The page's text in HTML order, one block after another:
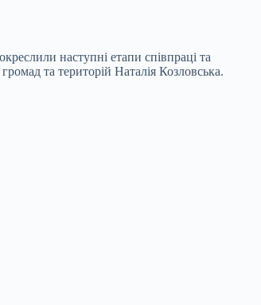
наступні етапи співпраці та
та територій Наталія Козловська.